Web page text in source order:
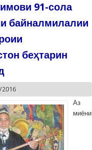
91-сола
байналмилалии
беҳтарин
Аз
миёни